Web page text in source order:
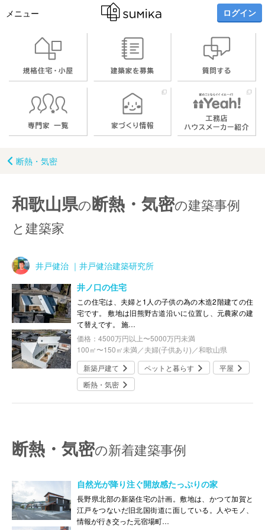
メニュー ログイン
断熱・気密
和歌山県の断熱・気密の建築事例
と建築家
井戸健治 ｜井戸健治建築研究所
井ノ口の住宅
この住宅は、夫婦と1人の子供の為の木造2階建ての住
宅です。 敷地は旧熊野古道沿いに位置し、元農家の建
て替えです。 施…
価格：4500万円以上〜5000万円未満
100㎡〜150㎡未満／夫婦(子供あり)／和歌山県
新築戸建て
ペットと暮らす
平屋
断熱・気密
断熱・気密の新着建築事例
自然光が降り注ぐ開放感たっぷりの家
長野県北部の新築住宅の計画。敷地は、かつて加賀と
江戸をつないだ旧北国街道に面している。人やモノ、
情報が行き交った元宿場町…